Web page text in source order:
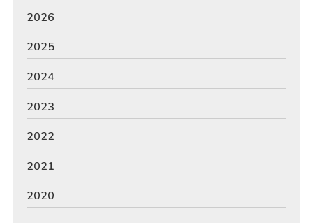
2026
2025
2024
2023
2022
2021
2020